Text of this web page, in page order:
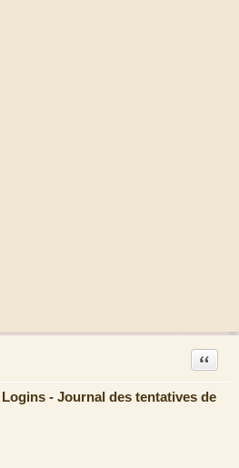
- Journal des tentatives de
Citation